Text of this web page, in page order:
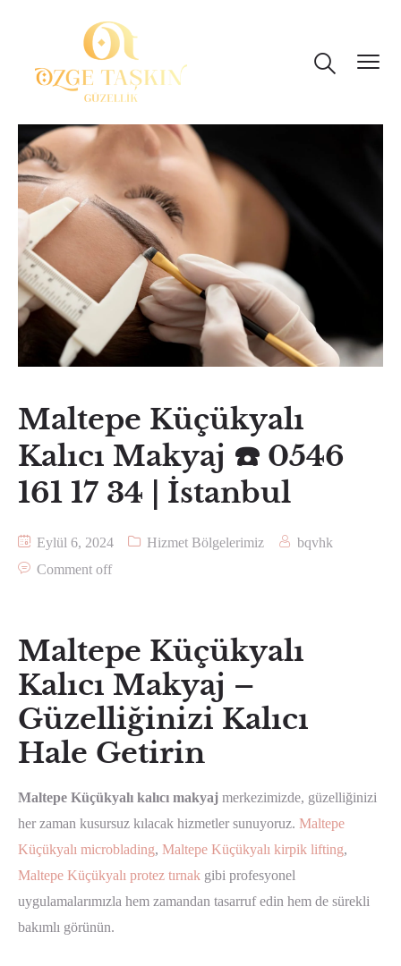
Maltepe Küçükyalı
Kalıcı Makyaj ☎️ 0546
161 17 34 | İstanbul
Eylül 6, 2024 Hizmet Bölgelerimiz
bqvhk
Comment off
Maltepe Küçükyalı
Kalıcı Makyaj –
Güzelliğinizi Kalıcı
Hale Getirin
Maltepe Küçükyalı kalıcı makyaj merkezimizde, güzelliğinizi
her zaman kusursuz kılacak hizmetler sunuyoruz. Maltepe
Küçükyalı microblading, Maltepe Küçükyalı kirpik lifting,
Maltepe Küçükyalı protez tırnak gibi profesyonel
uygulamalarımızla hem zamandan tasarruf edin hem de sürekli
bakımlı görünün.